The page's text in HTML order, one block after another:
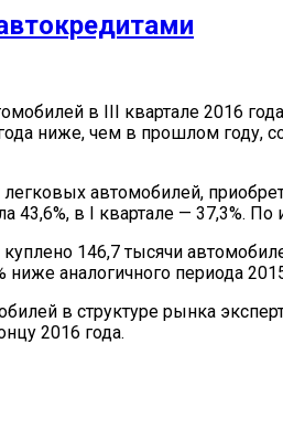
в III квартале 2016
ниже, чем в прошлом
автомобилей,
в I квартале — 37,3%.
146,7 тысячи
ниже аналогичного периода
в структуре рынка
2016 года.